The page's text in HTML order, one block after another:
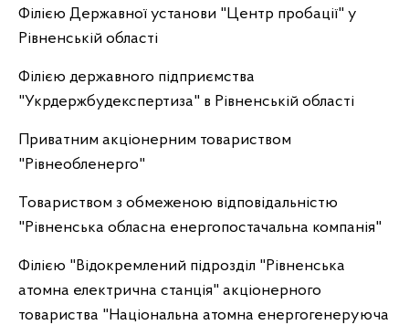
Філією Державної установи "Центр пробації" у
Рівненській області
Філією державного підприємства
"Укрдержбудекспертиза" в Рівненській області
Приватним акціонерним товариством
"Рівнеобленерго"
Товариством з обмеженою відповідальністю
"Рівненська обласна енергопостачальна компанія"
Філією "Відокремлений підрозділ "Рівненська
атомна електрична станція" акціонерного
товариства "Національна атомна енергогенеруюча